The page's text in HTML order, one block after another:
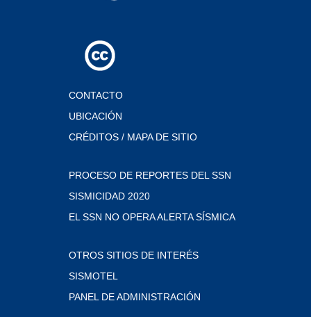
CONTACTO
UBICACIÓN
CRÉDITOS / MAPA DE SITIO
PROCESO DE REPORTES DEL SSN
SISMICIDAD 2020
EL SSN NO OPERA ALERTA SÍSMICA
OTROS SITIOS DE INTERÉS
SISMOTEL
PANEL DE ADMINISTRACIÓN